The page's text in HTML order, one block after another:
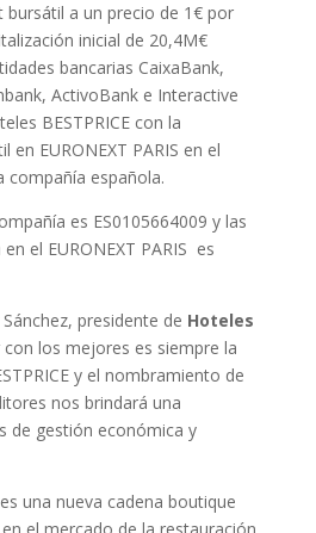
bursátil a un precio de 1€ por
inicial de 20,4M€
bancarias CaixaBank,
ActivoBank e Interactive
BESTPRICE con la
EURONEXT PARIS en el
compañía española.
es ES0105664009 y las
el EURONEXT PARIS es
presidente de Hoteles
con los mejores es siempre la
y el nombramiento de
nos brindará una
de gestión económica y
es una nueva cadena boutique